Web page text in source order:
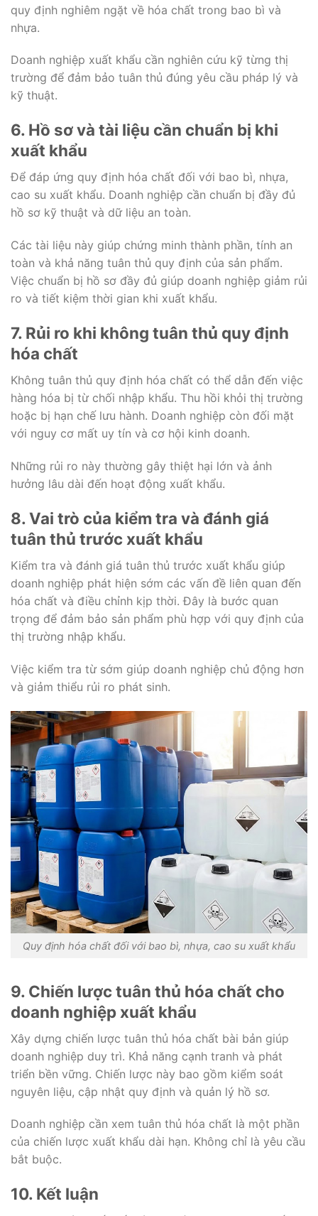
quy định nghiêm ngặt về hóa chất trong bao bì và
nhựa.
Doanh nghiệp xuất khẩu cần nghiên cứu kỹ từng thị
trường để đảm bảo tuân thủ đúng yêu cầu pháp lý và
kỹ thuật.
6. Hồ sơ và tài liệu cần chuẩn bị khi
xuất khẩu
Để đáp ứng quy định hóa chất đối với bao bì, nhựa,
cao su xuất khẩu. Doanh nghiệp cần chuẩn bị đầy đủ
hồ sơ kỹ thuật và dữ liệu an toàn.
Các tài liệu này giúp chứng minh thành phần, tính an
toàn và khả năng tuân thủ quy định của sản phẩm.
Việc chuẩn bị hồ sơ đầy đủ giúp doanh nghiệp giảm rủi
ro và tiết kiệm thời gian khi xuất khẩu.
7. Rủi ro khi không tuân thủ quy định
hóa chất
Không tuân thủ quy định hóa chất có thể dẫn đến việc
hàng hóa bị từ chối nhập khẩu. Thu hồi khỏi thị trường
hoặc bị hạn chế lưu hành. Doanh nghiệp còn đối mặt
với nguy cơ mất uy tín và cơ hội kinh doanh.
Những rủi ro này thường gây thiệt hại lớn và ảnh
hưởng lâu dài đến hoạt động xuất khẩu.
8. Vai trò của kiểm tra và đánh giá
tuân thủ trước xuất khẩu
Kiểm tra và đánh giá tuân thủ trước xuất khẩu giúp
doanh nghiệp phát hiện sớm các vấn đề liên quan đến
hóa chất và điều chỉnh kịp thời. Đây là bước quan
trọng để đảm bảo sản phẩm phù hợp với quy định của
thị trường nhập khẩu.
Việc kiểm tra từ sớm giúp doanh nghiệp chủ động hơn
và giảm thiểu rủi ro phát sinh.
Quy định hóa chất đối với bao bì, nhựa, cao su xuất khẩu
9. Chiến lược tuân thủ hóa chất cho
doanh nghiệp xuất khẩu
Xây dựng chiến lược tuân thủ hóa chất bài bản giúp
doanh nghiệp duy trì. Khả năng cạnh tranh và phát
triển bền vững. Chiến lược này bao gồm kiểm soát
nguyên liệu, cập nhật quy định và quản lý hồ sơ.
Doanh nghiệp cần xem tuân thủ hóa chất là một phần
của chiến lược xuất khẩu dài hạn. Không chỉ là yêu cầu
bắt buộc.
10. Kết luận